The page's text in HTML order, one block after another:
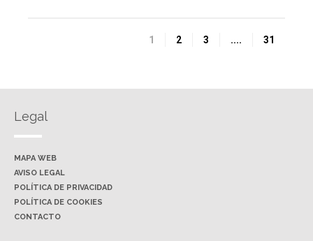
1 2 3 .... 31
Legal
MAPA WEB
AVISO LEGAL
POLÍTICA DE PRIVACIDAD
POLÍTICA DE COOKIES
CONTACTO